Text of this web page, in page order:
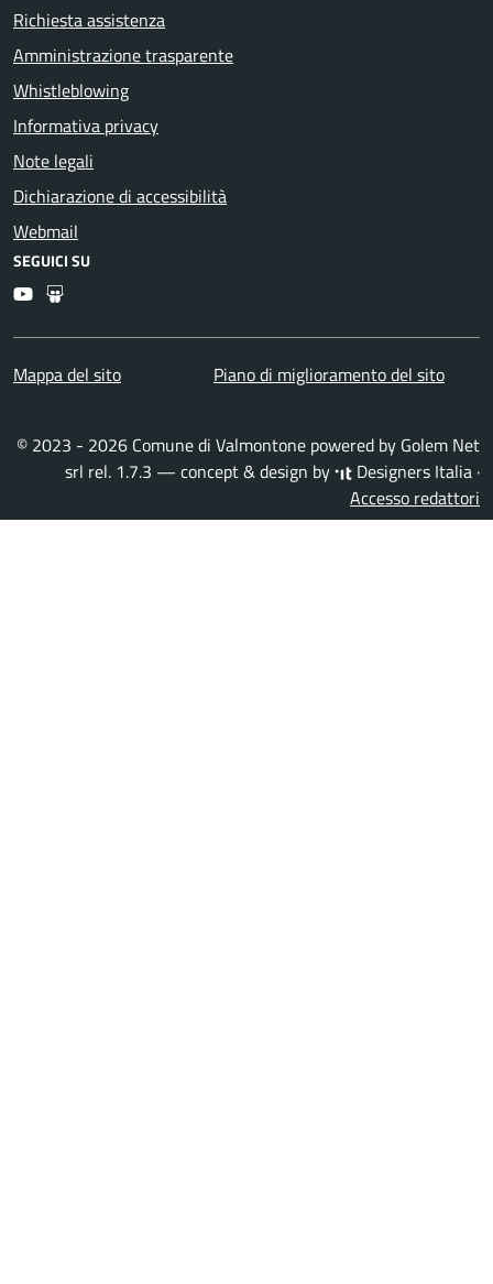
Richiesta assistenza
Amministrazione trasparente
Whistleblowing
Informativa privacy
Note legali
Dichiarazione di accessibilità
Webmail
SEGUICI SU
YoutubeSlideshare
Mappa del sito Piano di miglioramento del sito
© 2023 - 2026 Comune di Valmontone powered by Golem Net
srl rel. 1.7.3 — concept & design by Designers Italia ·
Accesso redattori